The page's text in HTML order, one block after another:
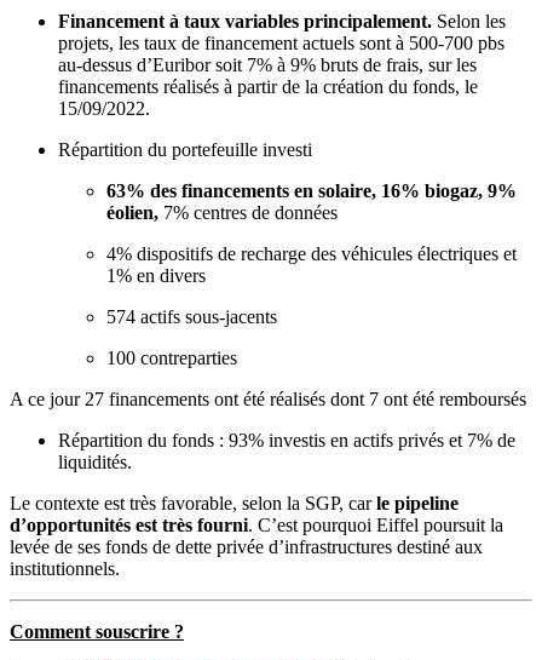
Financement à taux variables principalement. Selon les
projets, les taux de financement actuels sont à 500-700 pbs
au-dessus d’Euribor soit 7% à 9% bruts de frais, sur les
financements réalisés à partir de la création du fonds, le
15/09/2022.
Répartition du portefeuille investi
63% des financements en solaire, 16% biogaz, 9%
éolien, 7% centres de données
4% dispositifs de recharge des véhicules électriques et
1% en divers
574 actifs sous-jacents
100 contreparties
A ce jour 27 financements ont été réalisés dont 7 ont été remboursés
Répartition du fonds : 93% investis en actifs privés et 7% de
liquidités.
Le contexte est très favorable, selon la SGP, carle pipeline
d’opportunités est très fourni. C’est pourquoi Eiffel poursuit la
levée de ses fonds de dette privée d’infrastructures destiné aux
institutionnels.
Comment souscrire ?